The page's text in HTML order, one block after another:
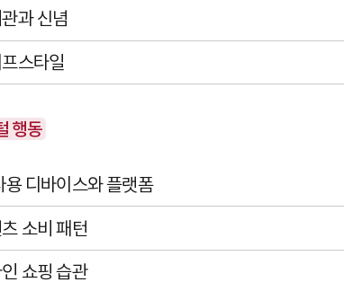
과 신념
스타일
행동
용 디바이스와 플랫폼
소비 패턴
쇼핑 습관